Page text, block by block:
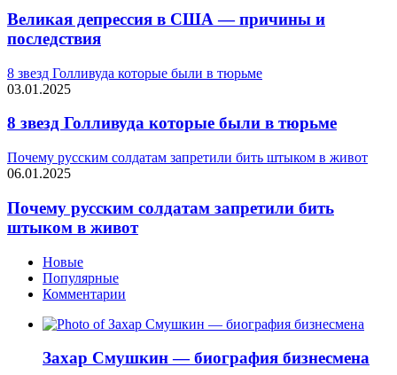
Великая депрессия в США — причины и
последствия
8 звезд Голливуда которые были в тюрьме
03.01.2025
8 звезд Голливуда которые были в тюрьме
Почему русским солдатам запретили бить штыком в живот
06.01.2025
Почему русским солдатам запретили бить
штыком в живот
Новые
Популярные
Комментарии
Захар Смушкин — биография бизнесмена